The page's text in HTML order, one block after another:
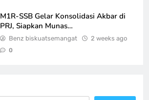
M1R-SSB Gelar Konsolidasi Akbar di
PRJ, Siapkan Munas…
Benz biskuatsemangat 2 weeks ago
0